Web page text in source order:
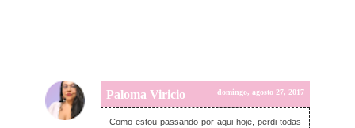
Paloma Viricio domingo, agosto 27, 2017
Como estou passando por aqui hoje, perdi todas